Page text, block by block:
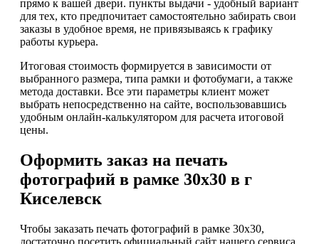
прямо к вашей двери. пункты выдачи - удобный вариант
для тех, кто предпочитает самостоятельно забирать свои
заказы в удобное время, не привязываясь к графику
работы курьера.
Итоговая стоимость формируется в зависимости от
выбранного размера, типа рамки и фотобумаги, а также
метода доставки. Все эти параметры клиент может
выбрать непосредственно на сайте, воспользовавшись
удобным онлайн-калькулятором для расчета итоговой
цены.
Оформить заказ на печать
фотографий в рамке 30х30 в г
Киселевск
Чтобы заказать печать фотографий в рамке 30х30,
достаточно посетить официальный сайт нашего сервиса